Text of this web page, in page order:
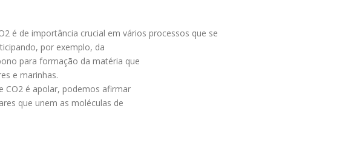
é de importância crucial em vários processos que se
por exemplo, da
para formação da matéria que
e marinhas.
CO2 é apolar, podemos afirmar
que unem as moléculas de